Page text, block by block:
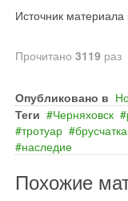
Источник
Прочитано 3119 раз
Опубликовано в
Теги
Черняховск
тротуар
брусчатка
наследие
Похожие